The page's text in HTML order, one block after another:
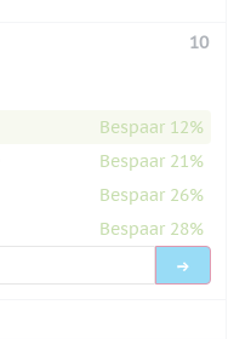
10
Bespaar 12%
Bespaar 21%
Bespaar 26%
Bespaar 28%